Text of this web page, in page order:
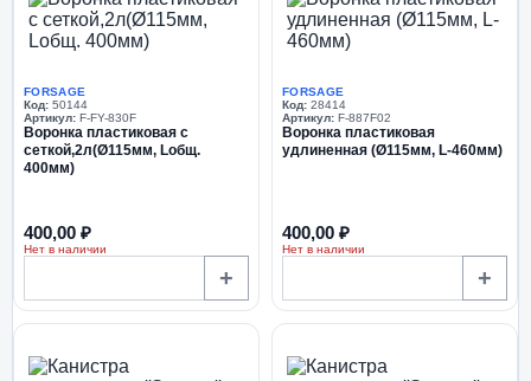
FORSAGE
Код: 50144
Артикул: F-FY-830F
Воронка пластиковая с
сеткой,2л(Ø115мм, Lобщ.
400мм)
400,00 ₽
Нет в наличии
+
FORSAGE
Код: 28414
Артикул: F-887F02
Воронка пластиковая
удлиненная (Ø115мм, L-460мм)
400,00 ₽
Нет в наличии
+